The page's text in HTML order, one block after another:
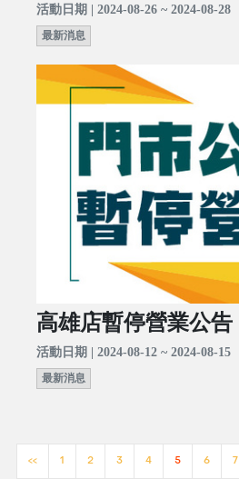
活動日期 | 2024-08-26 ~ 2024-08-28
最新消息
高雄店暫停營業公告
活動日期 | 2024-08-12 ~ 2024-08-15
最新消息
<< 1 2 3 4 5 6 7